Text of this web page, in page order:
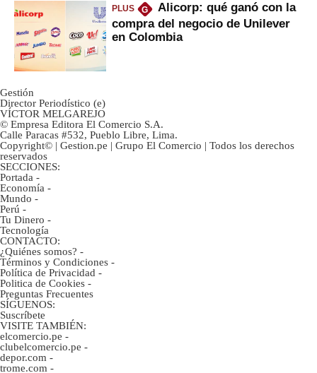
PLUS G
Alicorp: qué ganó con la
compra del negocio de Unilever
en Colombia
Gestión
Director Periodístico (e)
VÍCTOR MELGAREJO
© Empresa Editora El Comercio S.A.
Calle Paracas #532, Pueblo Libre, Lima.
Copyright© | Gestion.pe | Grupo El Comercio | Todos los derechos
reservados
SECCIONES:
Portada -
Economía -
Mundo -
Perú -
Tu Dinero -
Tecnología
CONTACTO:
¿Quiénes somos? -
Términos y Condiciones -
Política de Privacidad -
Politica de Cookies -
Preguntas Frecuentes
SÍGUENOS:
Suscríbete
VISITE TAMBIÉN:
elcomercio.pe -
clubelcomercio.pe -
depor.com -
trome.com -